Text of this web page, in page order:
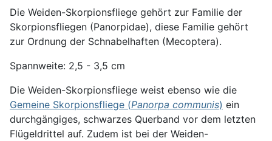
Die Weiden-Skorpionsfliege gehört zur Familie der
Skorpionsfliegen (Panorpidae), diese Familie gehört
zur Ordnung der Schnabelhaften (Mecoptera).
Spannweite: 2,5 - 3,5 cm
Die Weiden-Skorpionsfliege weist ebenso wie die
Gemeine Skorpionsfliege (Panorpa communis) ein
durchgängiges, schwarzes Querband vor dem letzten
Flügeldrittel auf. Zudem ist bei der Weiden-